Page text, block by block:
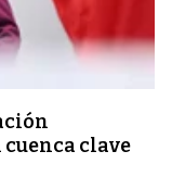
clave